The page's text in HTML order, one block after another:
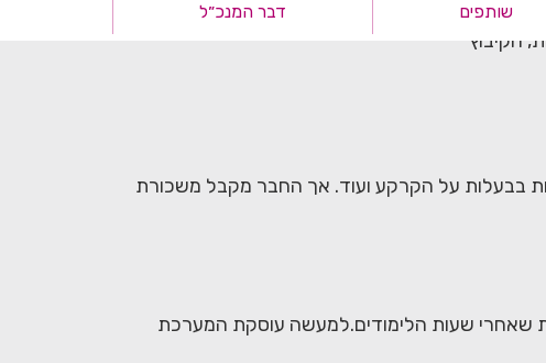
שותפים דבר המנכ״ל
הקיבוץ
בבעלות על הקרקע ועוד. אך החבר מקבל משכורת
שאחרי שעות הלימודים.למעשה עוסקת המערכת